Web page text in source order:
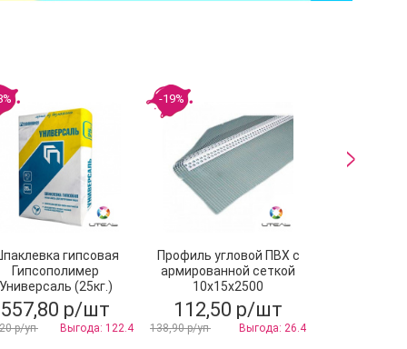
гипсовая
Гипсополимер
(25кг.)
557,80 р/шт
р/уп Выгода: 122.4
-19%
Профиль угловой ПВХ с
армированной сеткой
10х15x2500
112,50 р/шт
138,90 р/уп Выгода: 26.4